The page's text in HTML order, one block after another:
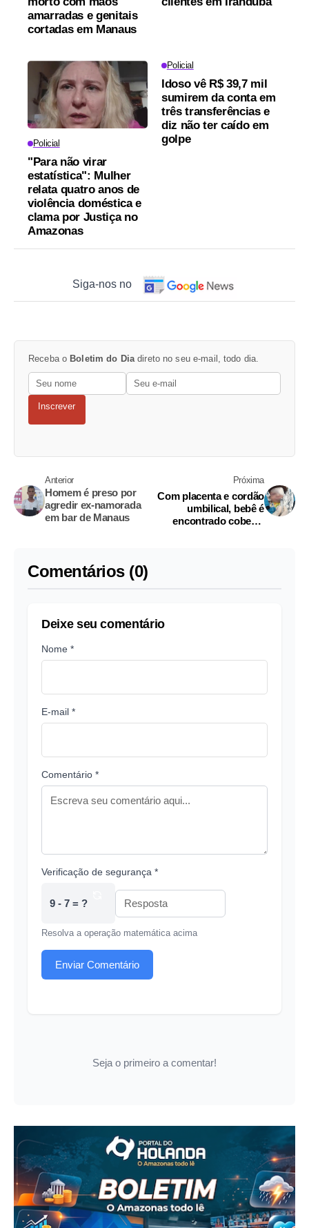
amarradas e genitais
cortadas em Manaus
Policial
"Para não virar
estatística": Mulher
relata quatro anos de
violência doméstica e
clama por Justiça no
Amazonas
Policial
Idoso vê R$ 39,7 mil
sumirem da conta em
três transferências e
diz não ter caído em
golpe
Siga-nos no
Receba o Boletim do Dia direto no seu e-mail, todo dia.
Inscrever
Anterior
Homem é preso por
agredir ex-namorada
em bar de Manaus
Próxima
Com placenta e cordão
umbilical, bebê é
encontrado coberto
Comentários (0)
Deixe seu comentário
Nome *
E-mail *
Comentário *
Verificação de segurança *
9 - 7 = ?
Resolva a operação matemática acima
Enviar Comentário
Seja o primeiro a comentar!